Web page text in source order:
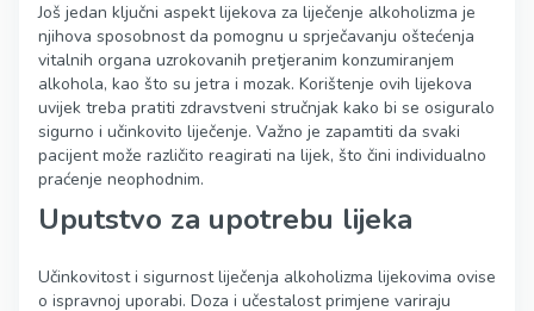
Još jedan ključni aspekt lijekova za liječenje alkoholizma je
njihova sposobnost da pomognu u sprječavanju oštećenja
vitalnih organa uzrokovanih pretjeranim konzumiranjem
alkohola, kao što su jetra i mozak. Korištenje ovih lijekova
uvijek treba pratiti zdravstveni stručnjak kako bi se osiguralo
sigurno i učinkovito liječenje. Važno je zapamtiti da svaki
pacijent može različito reagirati na lijek, što čini individualno
praćenje neophodnim.
Uputstvo za upotrebu lijeka
Učinkovitost i sigurnost liječenja alkoholizma lijekovima ovise
o ispravnoj uporabi. Doza i učestalost primjene variraju